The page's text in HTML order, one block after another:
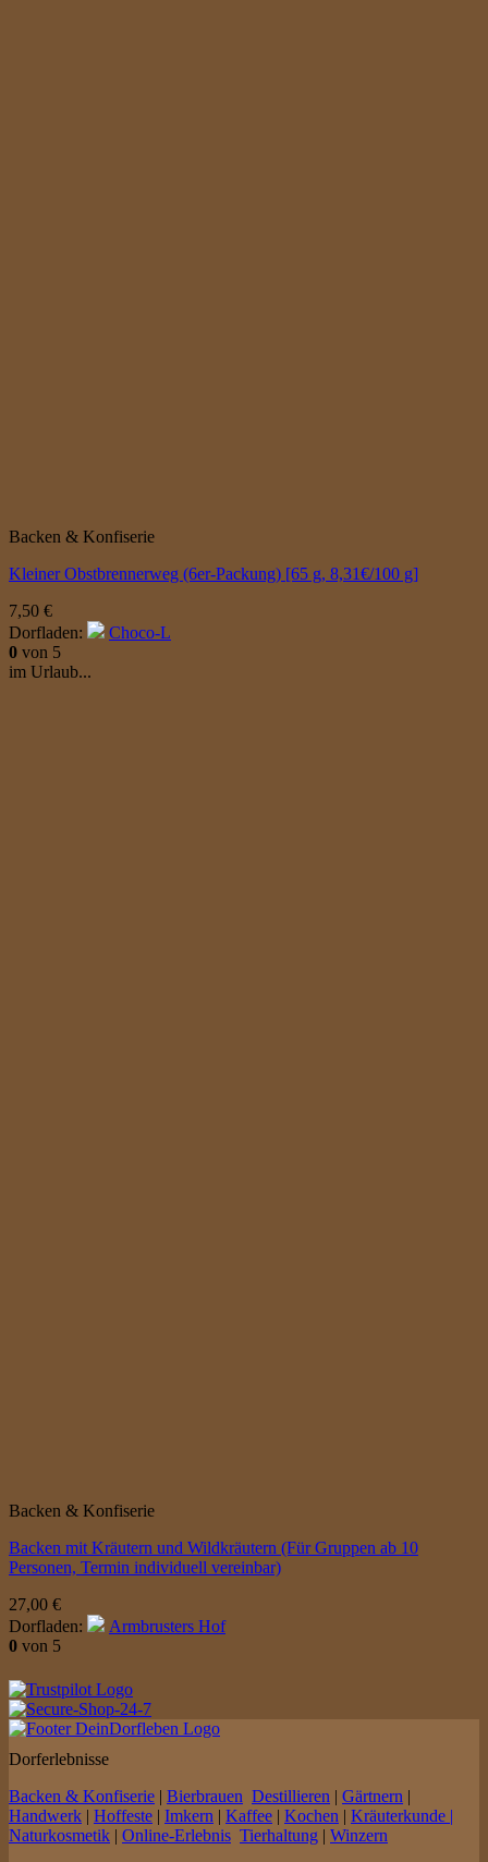
Backen & Konfiserie
Kleiner Obstbrennerweg (6er-Packung) [65 g, 8,31€/100 g]
7,50 €
Dorfladen:
Choco-L
0 von 5
im Urlaub...
Backen & Konfiserie
Backen mit Kräutern und Wildkräutern (Für Gruppen ab 10
Personen, Termin individuell vereinbar)
27,00 €
Dorfladen:
Armbrusters Hof
0 von 5
Dorferlebnisse
Backen & Konfiserie | Bierbrauen Destillieren | Gärtnern |
Handwerk | Hoffeste | Imkern | Kaffee | Kochen | Kräuterkunde |
Naturkosmetik | Online-Erlebnis Tierhaltung | Winzern